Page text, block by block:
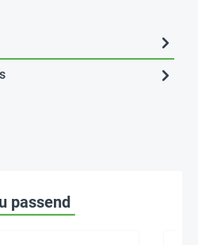
passend